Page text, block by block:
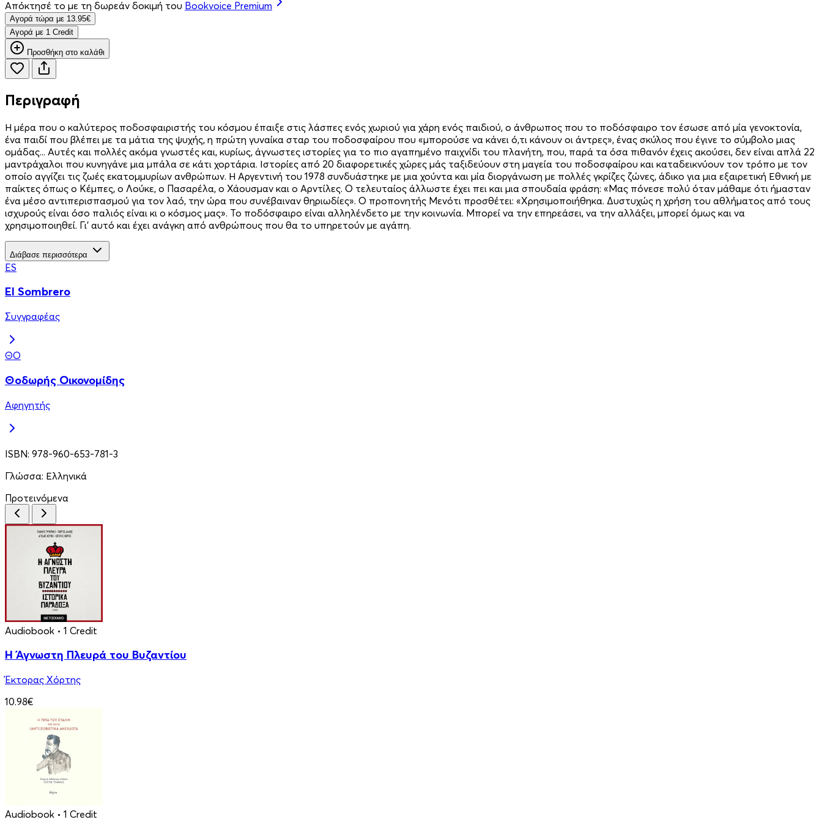
Απόκτησέ το με τη δωρεάν δοκιμή του Bookvoice Premium
Aγορά τώρα με 13.95€
Aγορά με 1 Credit
Προσθήκη στο καλάθι
Περιγραφή
Η μέρα που ο καλύτερος ποδοσφαιριστής του κόσμου έπαιξε στις λάσπες ενός χωριού για χάρη ενός παιδιού, ο άνθρωπος που το ποδόσφαιρο τον έσωσε από μία γενοκτονία,
ένα παιδί που βλέπει με τα μάτια της ψυχής, η πρώτη γυναίκα σταρ του ποδοσφαίρου που «μπορούσε να κάνει ό,τι κάνουν οι άντρες», ένας σκύλος που έγινε το σύμβολο μιας
ομάδας... Αυτές και πολλές ακόμα γνωστές και, κυρίως, άγνωστες ιστορίες για το πιο αγαπημένο παιχνίδι του πλανήτη, που, παρά τα όσα πιθανόν έχεις ακούσει, δεν είναι απλά 22
μαντράχαλοι που κυνηγάνε μια μπάλα σε κάτι χορτάρια. Ιστορίες από 20 διαφορετικές χώρες μάς ταξιδεύουν στη μαγεία του ποδοσφαίρου και καταδεικνύουν τον τρόπο με τον
οποίο αγγίζει τις ζωές εκατομμυρίων ανθρώπων. Η Αργεντινή του 1978 συνδυάστηκε με μια χούντα και μία διοργάνωση με πολλές γκρίζες ζώνες, άδικο για μια εξαιρετική Εθνική με
παίκτες όπως ο Κέμπες, ο Λούκε, ο Πασαρέλα, ο Χάουσμαν και ο Αρντίλες. Ο τελευταίος άλλωστε έχει πει και μια σπουδαία φράση: «Μας πόνεσε πολύ όταν μάθαμε ότι ήμασταν
ένα μέσο αντιπερισπασμού για τον λαό, την ώρα που συνέβαιναν θηριωδίες». Ο προπονητής Μενότι προσθέτει: «Χρησιμοποιήθηκα. Δυστυχώς η χρήση του αθλήματος από τους
ισχυρούς είναι όσο παλιός είναι κι ο κόσμος μας». Το ποδόσφαιρο είναι αλληλένδετο με την κοινωνία. Μπορεί να την επηρεάσει, να την αλλάξει, μπορεί όμως και να
χρησιμοποιηθεί. Γι’ αυτό και έχει ανάγκη από ανθρώπους που θα το υπηρετούν με αγάπη.
Διάβασε περισσότερα
ES
El Sombrero
Συγγραφέας
ΘΟ
Θοδωρής Οικονομίδης
Αφηγητής
ISBN: 978-960-653-781-3
Γλώσσα: Ελληνικά
Προτεινόμενα
Audiobook • 1 Credit
Η Άγνωστη Πλευρά του Βυζαντίου
Έκτορας Χόρτης
10.98€
Audiobook • 1 Credit